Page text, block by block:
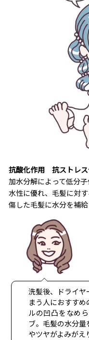
抗酸化作用
抗ストレ
加水分解によって低分
水性に優れ、毛髪に対
傷した毛髪に水分を補給
洗髪後、ドライヤ
まう人におすす
ルの凹凸をなめ
ブ。毛髪の水分
やツヤがよみがえ